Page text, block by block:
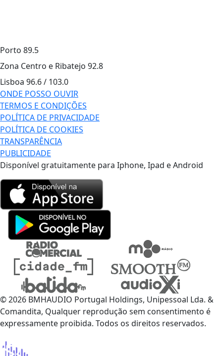
Porto 89.5
Zona Centro e Ribatejo 92.8
Lisboa 96.6 / 103.0
ONDE POSSO OUVIR
TERMOS E CONDIÇÕES
POLÍTICA DE PRIVACIDADE
POLÍTICA DE COOKIES
TRANSPARÊNCIA
PUBLICIDADE
Disponível gratuitamente para Iphone, Ipad e Android
© 2026 BMHAUDIO Portugal Holdings, Unipessoal Lda. &
Comandita, Qualquer reprodução sem consentimento é
expressamente proibida. Todos os direitos reservados.